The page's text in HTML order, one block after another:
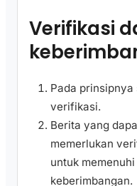
Verifikasi
Pada
verifikasi.
Berita yang
memerlukan
untuk
keberimbangan.